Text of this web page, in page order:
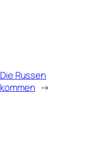
Die Russen
kommen →